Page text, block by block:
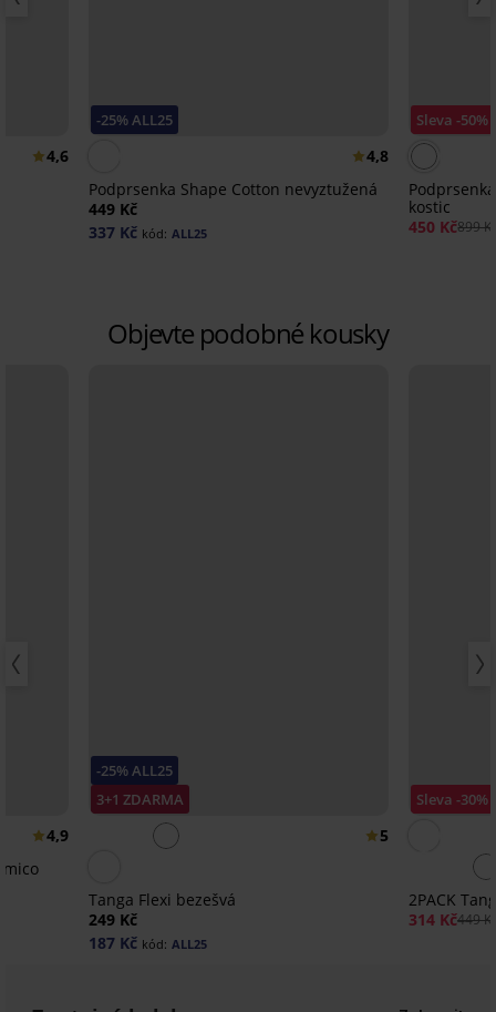
4,6
-25% ALL25
4,8
Podprsenka Shape Cotton nevyztužená
449 Kč
337 Kč kód: ALL25
Sleva -50%
kostic
450 Kč899
Objevte podobné kousky
4,9
-25% ALL25
3+1 ZDARMA
5
Tanga Flexi bezešvá
249 Kč
187 Kč kód: ALL25
Sleva -30%
2PACK
314 Kč449